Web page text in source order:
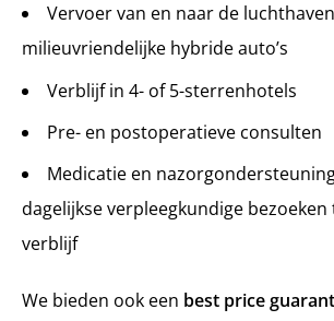
Vervoer van en naar de
milieuvriendelijke hybride auto’s
Verblijf in 4- of 5-sterrenhotels
Pre- en postoperatieve consulten
Medicatie en
dagelijkse verpleegkundige
verblijf
We bieden ook een best price